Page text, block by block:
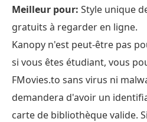
Meilleur pour: Style unique
gratuits à regarder en ligne.
Kanopy n'est peut-être pas
si vous êtes étudiant, vous
FMovies.to sans virus ni
demandera d'avoir un
carte de bibliothèque valide.